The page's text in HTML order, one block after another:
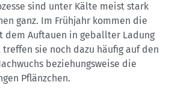
sind unter Kälte meist stark
ganz. Im Frühjahr kommen die
dem Auftauen in geballter Ladung
treffen sie noch dazu häufig auf den
beziehungsweise die
Pflänzchen.